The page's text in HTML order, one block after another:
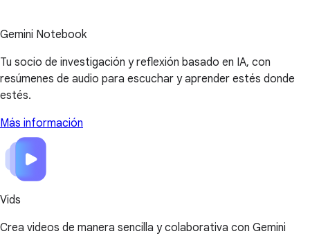
Gemini Notebook
Tu socio de investigación y reflexión basado en IA, con
resúmenes de audio para escuchar y aprender estés donde
estés.
Más información
Vids
Crea videos de manera sencilla y colaborativa con Gemini